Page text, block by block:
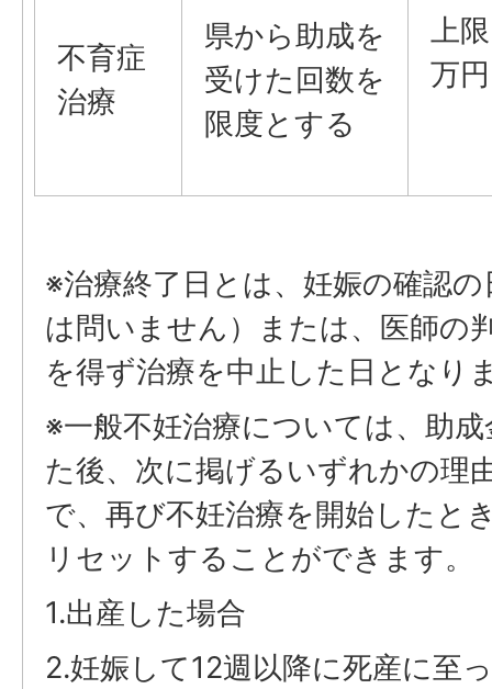
不育症
治療
県から助成を
受けた回数を
限度とする
上
万円
※治療終了日とは、妊娠の確認
は問いません）または、医師の
を得ず治療を中止した日となり
※一般不妊治療については、助
た後、次に掲げるいずれかの理
で、再び不妊治療を開始したと
リセットすることができます。
1.出産した場合
2.妊娠して12週以降に死産に至